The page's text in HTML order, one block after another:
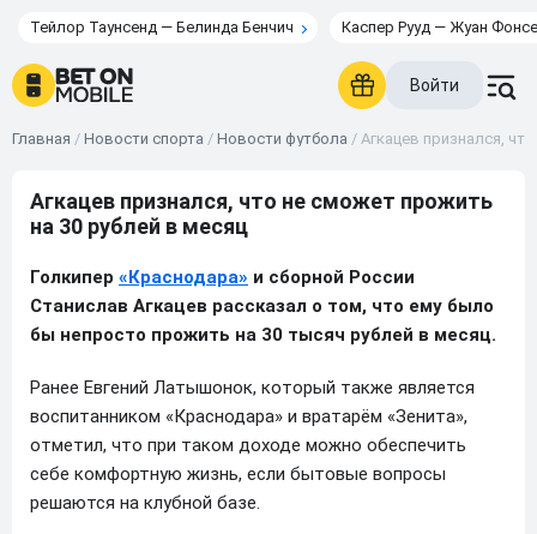
Тейлор Таунсенд — Белинда Бенчич Каспер Рууд — Жуан
Войти
Главная / Новости спорта / Новости футбола / Агкацев признался,
Агкацев признался, что не сможет прожить
на 30 рублей в месяц
Голкипер «Краснодара» и сборной России
Станислав Агкацев рассказал о том, что ему было
бы непросто прожить на 30 тысяч рублей в месяц.
Ранее Евгений Латышонок, который также является
воспитанником «Краснодара» и вратарём «Зенита»,
отметил, что при таком доходе можно обеспечить
себе комфортную жизнь, если бытовые вопросы
решаются на клубной базе.